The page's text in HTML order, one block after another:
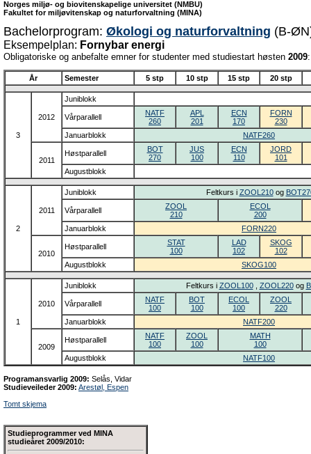
Norges miljø- og biovitenskapelige universitet (NMBU)
Fakultet for miljøvitenskap og naturforvaltning (MINA)
Bachelorprogram: Økologi og naturforvaltning (B-
Eksempelplan: Fornybar energi
Obligatoriske og anbefalte emner for studenter med studiestart høsten 2009:
År Semester 5 stp 10 stp 15 stp 20 stp
3
2012
Juniblokk
Vårparallell
NATF
260
APL
201
ECN
170
FORN
230
Januarblokk
NATF260
2011
Høstparallell
BOT
270
JUS
100
ECN
110
JORD
101
Augustblokk
2
2011
Juniblokk Feltkurs i ZOOL210og
Vårparallell
ZOOL
210
ECOL
200
Januarblokk
FORN220
2010
Høstparallell
STAT
100
LAD
102
SKOG
102
Augustblokk
SKOG100
1
2010
Juniblokk Feltkurs i ZOOL100, ZOOL220og
Vårparallell
NATF
100
BOT
100
ECOL
100
ZOOL
220
Januarblokk
NATF200
2009
Høstparallell
NATF
100
ZOOL
100
MATH
100
Augustblokk
NATF100
Programansvarlig 2009: Selås, Vidar
Studieveileder 2009: Arestøl, Espen
Tomt skjema
Studieprogrammer ved MINA
studieåret 2009/2010: